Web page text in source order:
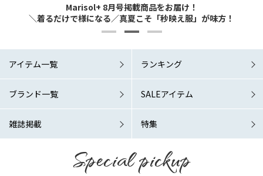
6/1 Mon. RELEASE！
どんなシーンでも涼やか＆素敵に 夏の洗練ワードローブこそマスト！
Marisol+ 9・10月号掲載商品をお届け！
「涼しい秋服」が欲しい！
Marisol+ 8月号掲載商品をお届け！
＼着るだけで様になる／真夏こそ「秒映え服」が味方！
6/1 Mon. RELEASE！
どんなシーンでも涼やか＆素敵に 夏の洗練ワードローブこそマスト！
Marisol+ 9・10月号掲載商品をお届け！
「涼しい秋服」が欲しい！
アイテム一覧 ランキング
ブランド一覧 SALEアイテム
雑誌掲載 特集
Special pickup